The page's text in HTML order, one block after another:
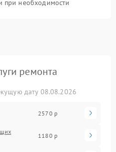
при необходимости
ремонта
дату 08.08.2026
2570 р
1180 р